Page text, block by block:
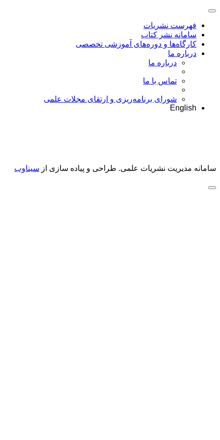
فهرست نشریات
سامانه نشر کتاب
کارگاه‌ها و دوره‌های آموزشی تخصصی
درباره ما
درباره ما
تماس با ما
شورای برنامه‌ریزی و ارتقای مجلات علمی
English
سامانه مدیریت نشریات علمی. طراحی و پیاده سازی از سیناوب